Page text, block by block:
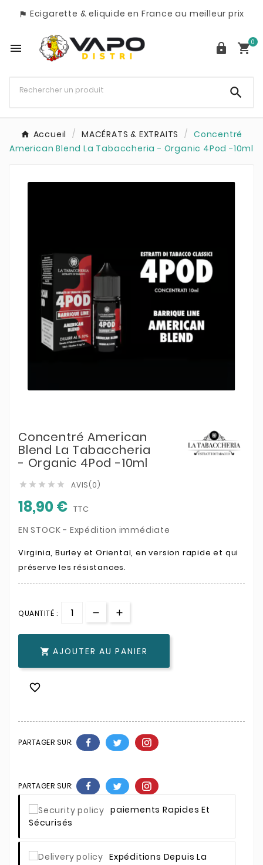
 Ecigarette & eliquide en France au meilleur prix
  0

Accueil MACÉRATS & EXTRAITS
Concentré
American Blend La Tabaccheria - Organic 4Pod -10ml
Concentré American
Blend La Tabaccheria
- Organic 4Pod -10ml
     AVIS(0)
18,90 € TTC
EN STOCK - Expédition immédiate
Virginia, Burley et Oriental, en version rapide et qui
préserve les résistances.
QUANTITÉ :
 AJOUTER AU PANIER

PARTAGER SUR:
PARTAGER SUR:
Paiements Rapides Et
Sécurisés
Expéditions Depuis La